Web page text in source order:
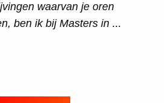
waarvan je oren
ben ik bij Masters in ...